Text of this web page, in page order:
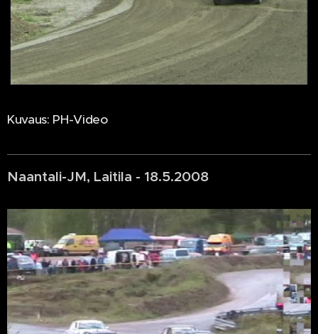
Kuvaus: PH-Video
Naantali-JM, Laitila - 18.5.2008